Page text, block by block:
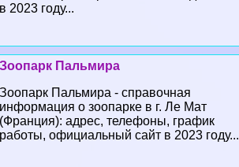
в 2023 году...
Зоопарк Пальмира
Зоопарк Пальмира - справочная
информация о зоопарке в г. Ле Мат
(Франция): адрес, телефоны, график
работы, официальный сайт в 2023 году...